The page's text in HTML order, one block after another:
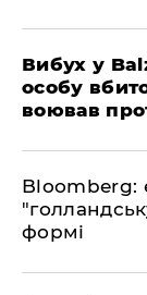
​Вибух у
особу
воював
Bloomberg:
формі